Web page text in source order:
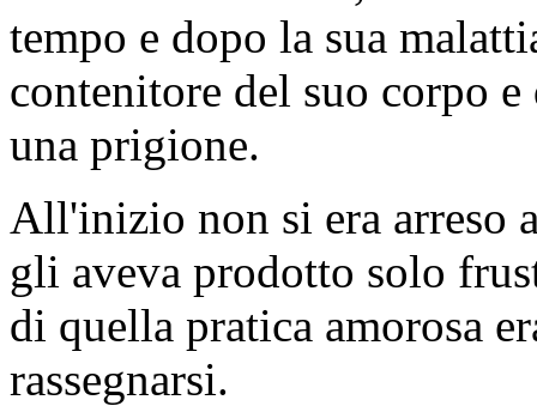
tempo e dopo la sua
contenitore del suo corpo
una prigione.
All'inizio non si era arreso
gli aveva prodotto solo
di quella pratica amorosa
rassegnarsi.